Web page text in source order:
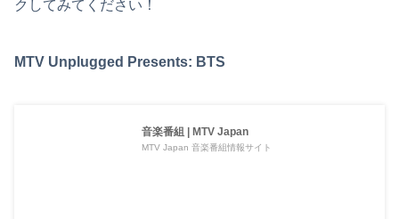
クしてみてください！
MTV Unplugged Presents: BTS
音楽番組 | MTV Japan
MTV Japan 音楽番組情報サイト